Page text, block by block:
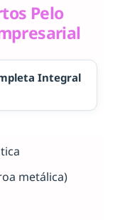
Pelo
Integral
metálica)